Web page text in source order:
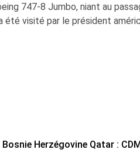
747-8 Jumbo, niant au
été visité par le président
Herzégovine Qatar :